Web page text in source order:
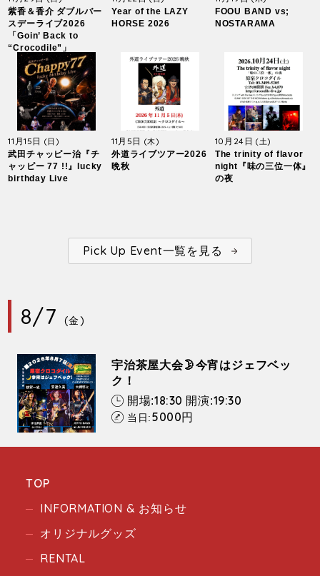
紫香＆香介 ダブルバー
スデーライブ2026
「Goin’ Back to
“Crocodile”」
Year of the LAZY
HORSE 2026
FOOU BAND vs;
NOSTARAMA
11月15日 (日)
武田チャッピー治『チ
ャッピー 77 !!』lucky
birthday Live
11月5日 (木)
外道ライブツアー2026
晩秋
10月24日 (土)
The trinity of flavor
night『味の三位一体』
の夜
Pick Up Event一覧を見る
8/7 (金)
宇治茶屋大会🌛今宵はジェフベッ
ク！
開場:18:30 開演:19:30
当日:5000円
TOP
INFORMATION & お知らせ
オリジナルグッズ
RENTAL